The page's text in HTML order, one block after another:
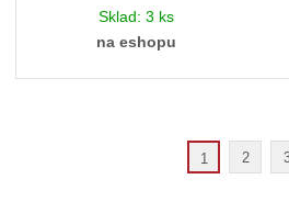
Sklad: 3 ks
na eshopu
1 2